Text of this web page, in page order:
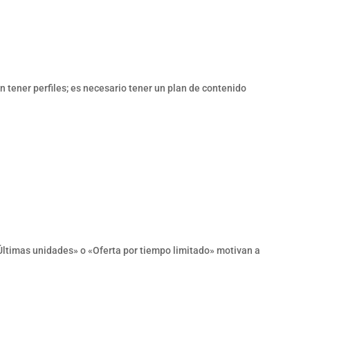
tener perfiles; es necesario tener un plan de contenido
unidades» o «Oferta por tiempo limitado» motivan a